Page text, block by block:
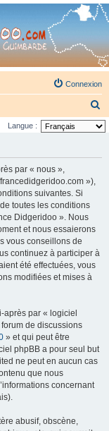
communauté.
Connexion
e
h
Langue :
par « nous »,
»),
suivantes. Si
toutes les conditions
Didgeridoo ». Nous
et nous essaierons
vous conseillons de
continuez à participer à
été effectuées, vous
modifiées et mises à
après par « logiciel
de discussions
» et qui peut être
phpBB a pour seul but
ne peut en aucun cas
que nous
concernant
abusif, obscène,